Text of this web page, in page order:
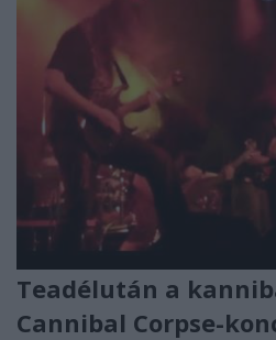
Teadélután a
Cannibal Corpse-